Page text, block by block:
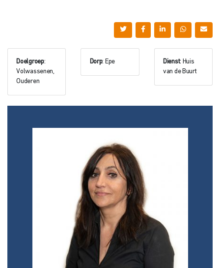
Doelgroep:
Volwassenen,
Ouderen
Dorp: Epe Dienst: Huis
van de Buurt